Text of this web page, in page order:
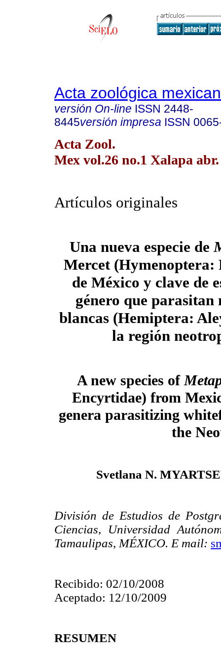
Acta zoológica
versión On-line ISSN 2448-
8445versión impresa ISSN
Acta Zool.
Mex vol.26 no.1 Xalapa abr.
Artículos originales
Una nueva especie de
Mercet (Hymenoptera:
de México y clave de
género que parasitan
blancas (Hemiptera:
la región
A new species of
Encyrtidae) from
genera parasitizing
the
Svetlana N.
División de Estudios de
Ciencias, Universidad
Tamaulipas, MÉXICO. E mail:
Recibido: 02/10/2008
Aceptado: 12/10/2009
RESUMEN